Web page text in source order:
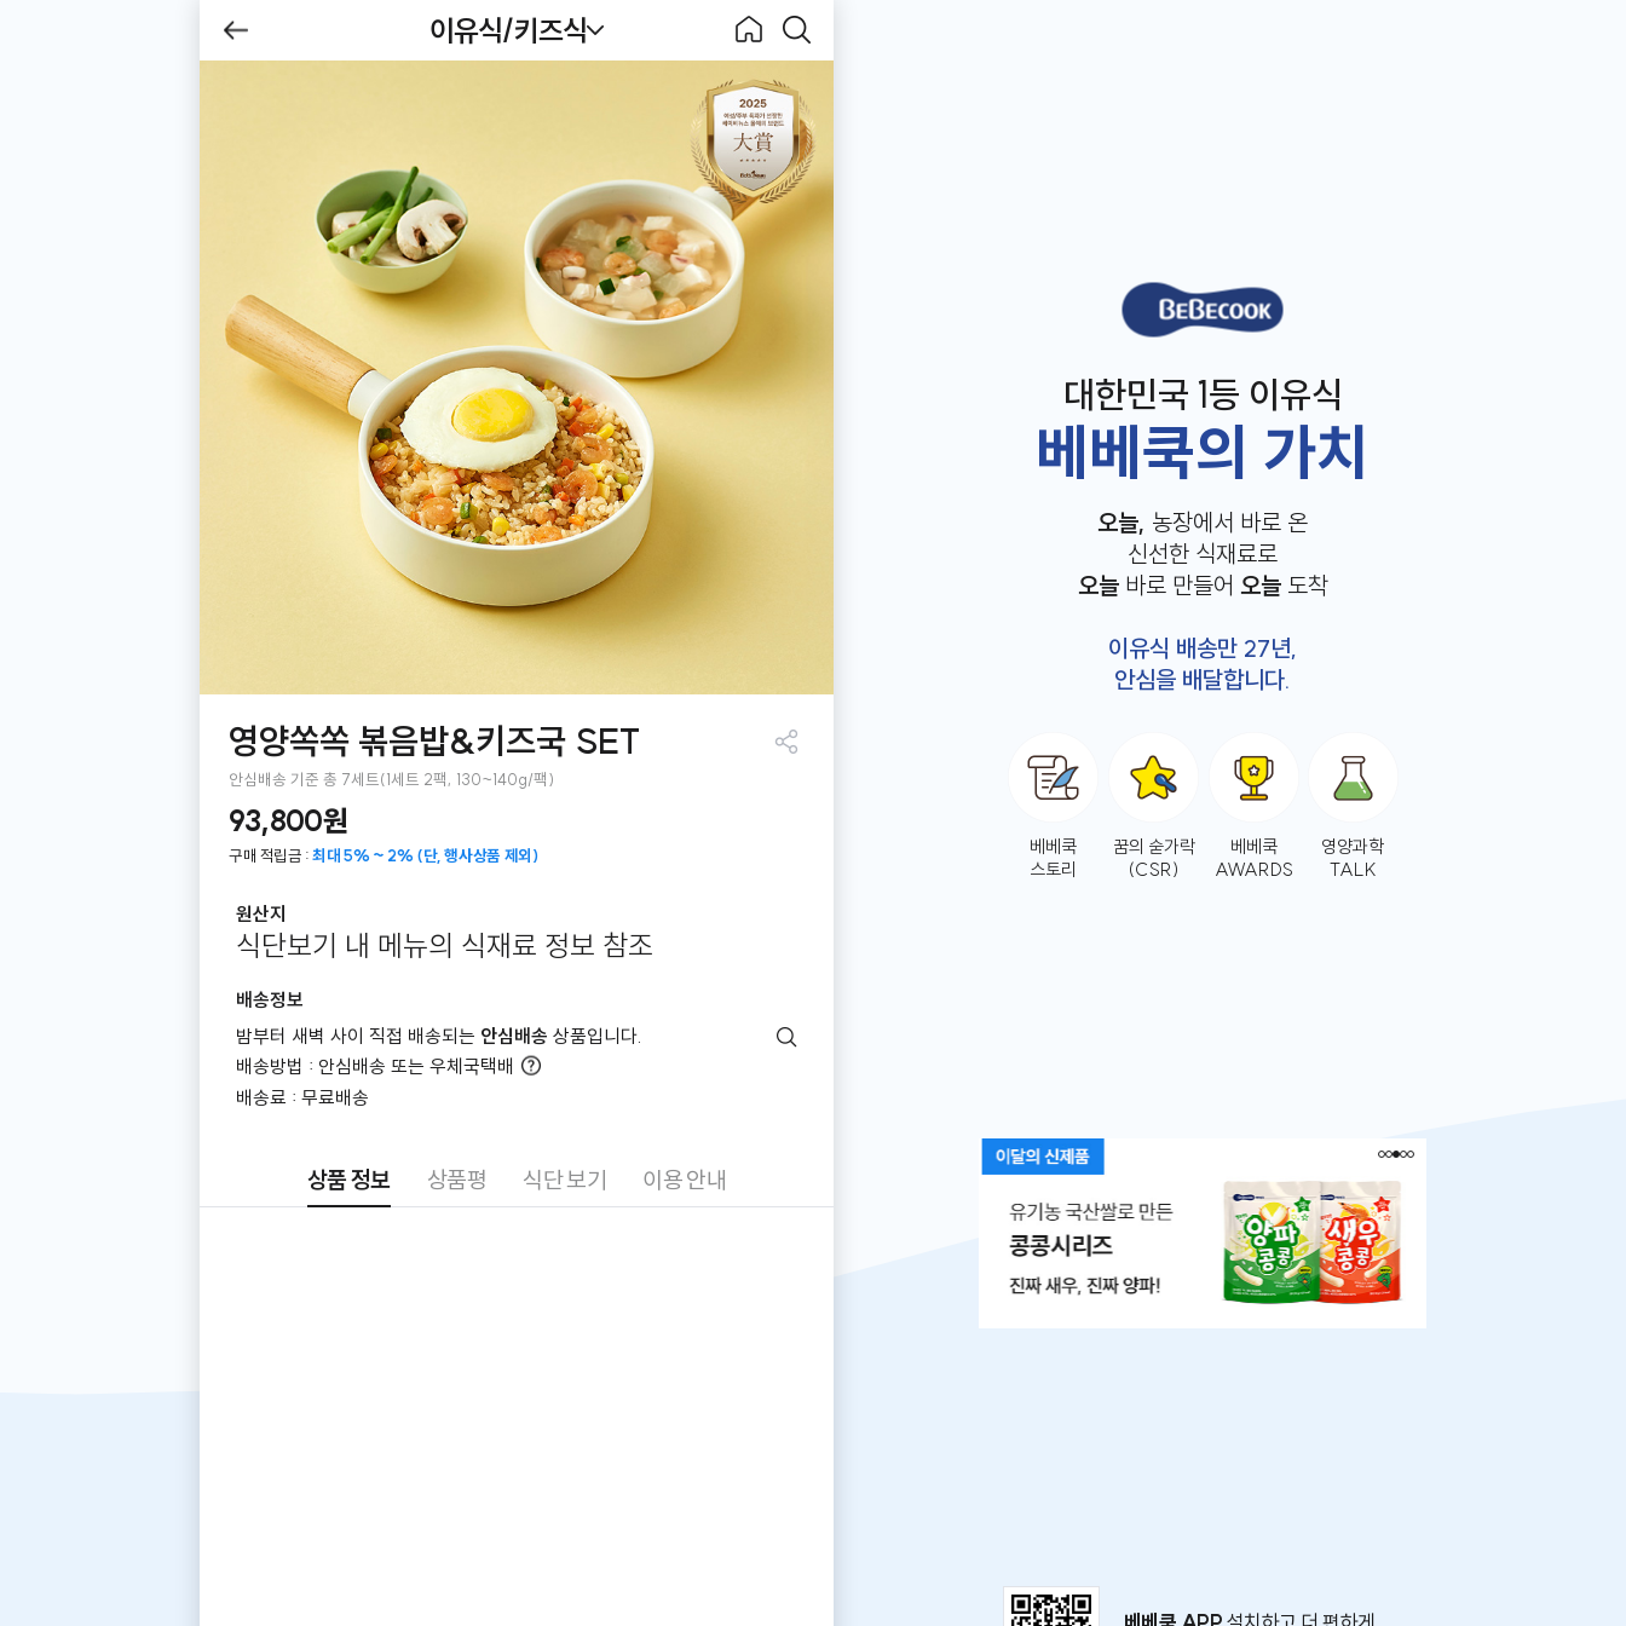
대한민국 1등 이유식
베베쿡의 가치
오늘, 농장에서 바로 온
신선한 식재료로
오늘바로 만들어 오늘도착
이유식 배송만 27년,
안심을 배달합니다.
베베쿡
스토리
꿈의 숟가락
(CSR)
베베쿡
AWARDS
영양과학
TALK
BeBecook
이유식/키즈식
로
하기
영양쏙쏙 볶음밥&키즈국 SET
안심배송 기준 총 7세트(1세트 2팩, 130~140g/팩)
93,800원
구매 적립금 :최대 5% ~ 2% (단, 행사상품 제외)
원산지
식단보기 내 메뉴의 식재료 정보 참조
배송정보
밤부터 새벽 사이 직접 배송되는 안심배송 상품입니다.
배송방법 : 안심배송 또는 우체국택배
기
배송료 : 무료배송
상품 정보 상품평 식단 보기 이용 안내